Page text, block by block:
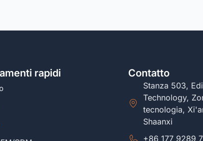
rapidi Contatto
Stanza 503,
Technology,
tecnologia,
Shaanxi
+86 177 9289